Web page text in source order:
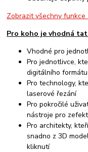
Zobrazit všechny funkce
Pro koho je vhodná
Vhodné pro
Pro jednotlivce,
digitálního
Pro technology,
laserové řezání
Pro pokročilé
nástroje pro
Pro architekty,
snadno z 3D
kliknutí